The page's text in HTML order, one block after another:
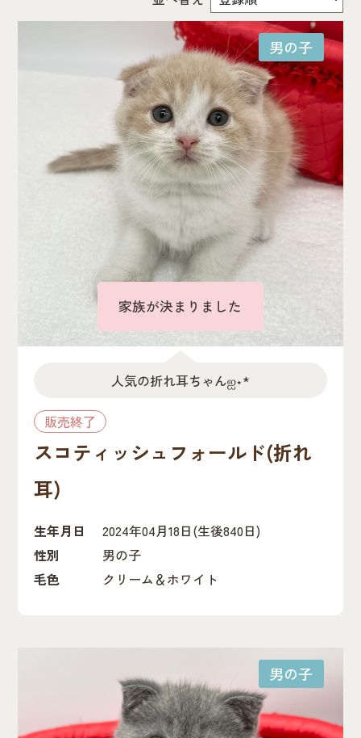
受付状況
並び替え
誕生日が早い順
価格の安い順
男の子
家族が決まりました
人気の折れ耳ちゃん‪ஐ‬⋆*
販売終了
スコティッシュフォールド(折れ
耳)
生年月日 2024年04月18日(生後840日)
性別
男の子
毛色
クリーム＆ホワイト
男の子